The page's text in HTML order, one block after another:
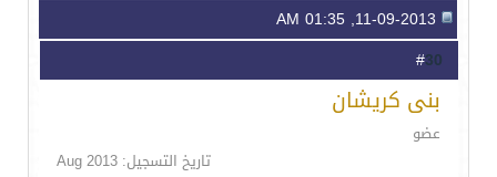
30
بنى كريشان
عضو
تاريخ التسجيل: Aug 2013